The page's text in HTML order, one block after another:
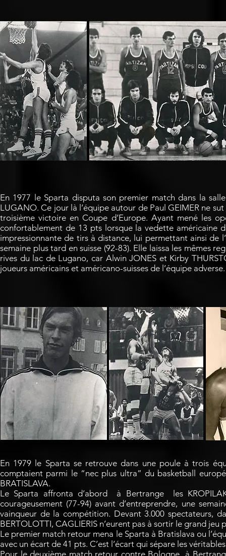
En 1977 le Sparta disputa son premier match dans la
LUGANO. Ce jour là l’équipe autour de Paul GEIMER ne
troisième victoire en Coupe d’Europe. Ayant mené les
confortablement de 13 pts lorsque la vedette
impressionnante de tirs à distance, lui permettant ainsi
semaine plus tard en suisse (92-83). Elle laissa les mêmes
rives du lac de Lugano, car Alwin JONES et Kirby
joueurs américains et américano-suisses de l’équipe adverse.
En 1979 le Sparta se retrouve dans une poule à trois
comptaient parmi le “nec plus ultra” du basketball
BRATISLAVA.
Le Sparta affronta d’abord à Bertrange les
courageusement (77-94) avant d’entreprendre, une
vainqueur de la compétition. Devant 3.000 spectateurs,
BERTOLOTTI, CAGLIERIS n’eurent pas à sortir le grand
Le premier match retour mena le Sparta à Bratislava ou
avec un écart de 41 pts. C’est l’écart qui sépare les